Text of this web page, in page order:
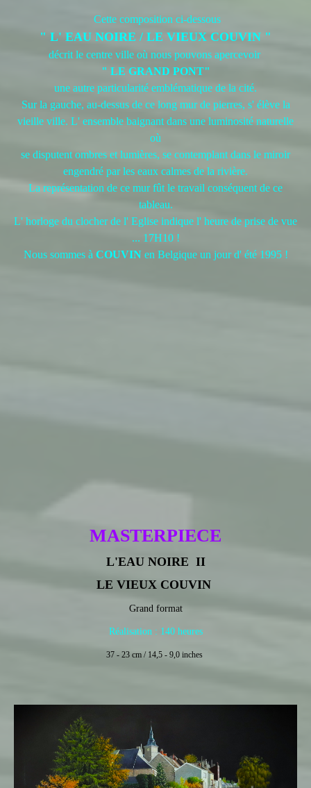
Cette composition ci-dessous
" L' EAU NOIRE / LE VIEUX COUVIN "
décrit le centre ville où nous pouvons apercevoir
" LE GRAND PONT"
une autre particularité emblématique de la cité.
Sur la gauche, au-dessus de ce long mur de pierres, s' élève la
vieille ville. L' ensemble baignant dans une luminosité naturelle
où
se disputent ombres et lumières, se contemplant dans le miroir
engendré par les eaux calmes de la rivière.
La représentation de ce mur fût le travail conséquent de ce
tableau.
L' horloge du clocher de l' Eglise indique l' heure de prise de vue
... 17H10 !
Nous sommes à COUVIN en Belgique un jour d' été 1995 !
MASTERPIECE
L'EAU NOIRE II
LE VIEUX COUVIN
Grand format
Réalisation : 140 heures
37 - 23 cm / 14,5 - 9,0 inches